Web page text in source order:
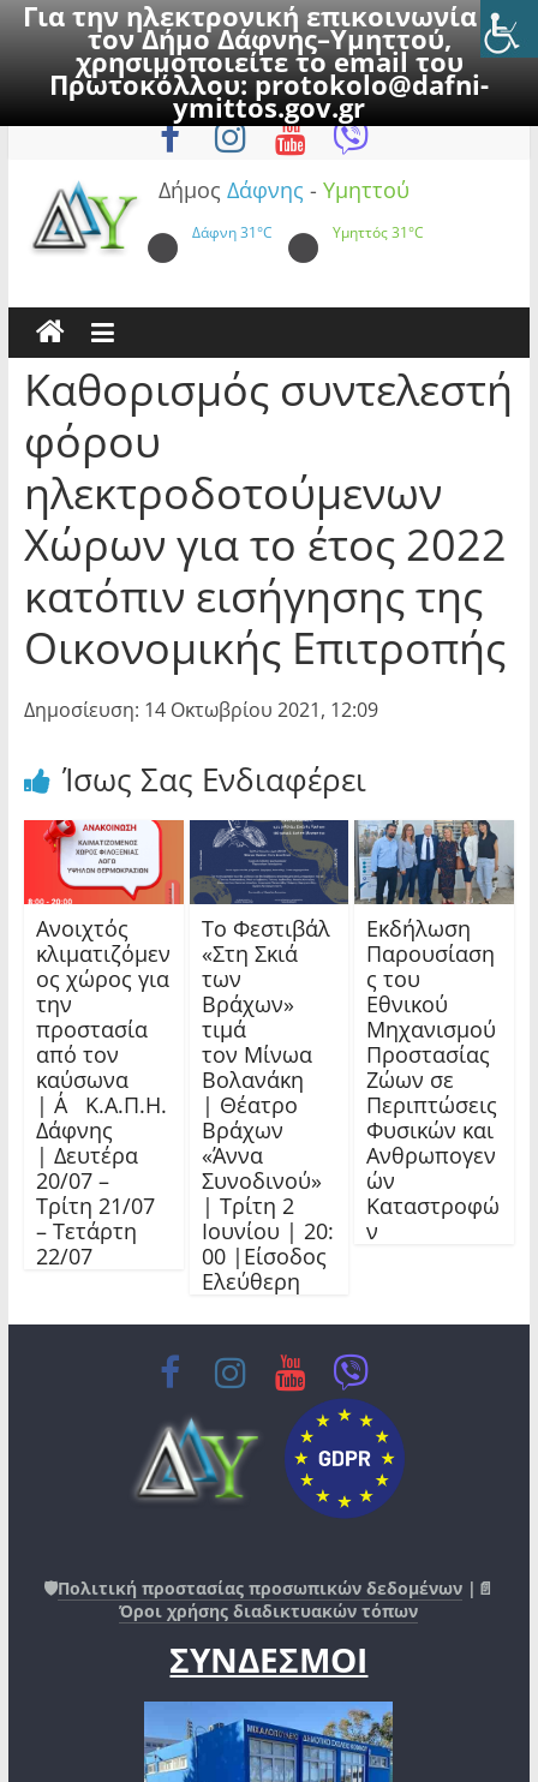
Για την ηλεκτρονική επικοινωνία με
τον Δήμο Δάφνης–Υμηττού,
χρησιμοποιείτε το email του
Πρωτοκόλλου:protokolo@dafni-
ymittos.gov.gr
to
Σάββατο, 8 Αυγούστου 2026
Δήμος Δάφνης - Υμηττού
Δάφνη31°C Υμηττός31°C
Καθορισμός συντελεστή
φόρου
ηλεκτροδοτούμενων
Χώρων για το έτος 2022
κατόπιν εισήγησης της
Οικονομικής Επιτροπής
Δημοσίευση: 14 Οκτωβρίου 2021, 12:09
Ίσως Σας Ενδιαφέρει
Ανοιχτός
κλιματιζόμεν
ος χώρος για
την
προστασία
από τον
καύσωνα
| Α΄ Κ.Α.Π.Η.
Δάφνης
| Δευτέρα
20/07 –
Τρίτη 21/07
– Τετάρτη
22/07
Το Φεστιβάλ
«Στη Σκιά
των
Βράχων»
τιμά
τον Μίνωα
Βολανάκη
| Θέατρο
Βράχων
«Άννα
Συνοδινού»
| Τρίτη 2
Ιουνίου | 20:
00 |Είσοδος
Ελεύθερη
Εκδήλωση
Παρουσίαση
ς του
Εθνικού
Μηχανισμού
Προστασίας
Ζώων σε
Περιπτώσεις
Φυσικών και
Ανθρωπογεν
ών
Καταστροφώ
ν
🛡️Πολιτική προστασίας προσωπικών δεδομένων |📄
Όροι χρήσης διαδικτυακών τόπων
ΣΥΝΔΕΣΜΟΙ